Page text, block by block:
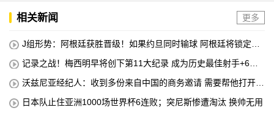
相关新闻 更多
J组形势：阿根廷获胜晋级！如果约旦同时输球 阿根廷将锁定榜
记录之战！梅西明早将创下第11大纪录 成为历史最佳射手+6次
沃兹尼亚经纪人：收到多份来自中国的商务邀请 需要帮他打开中
日本队止住亚洲1000场世界杯6连败；突尼斯惨遭淘汰 换帅无用